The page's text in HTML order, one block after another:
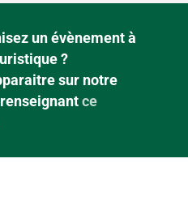
un évènement à
?
sur notre
ce